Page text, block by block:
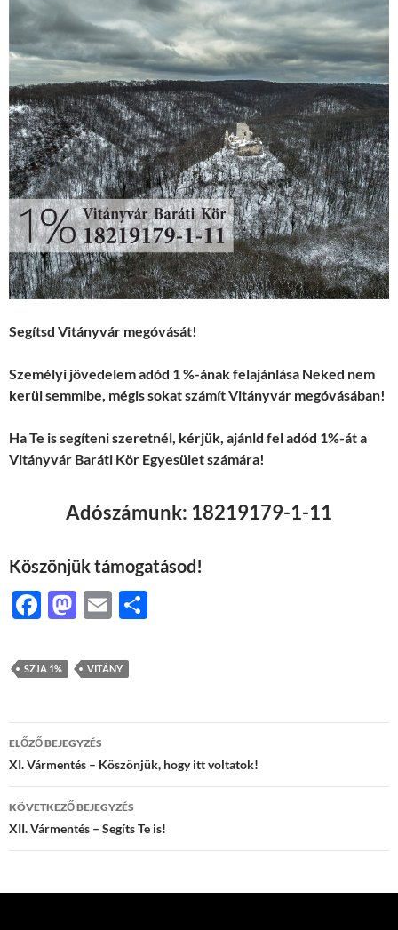
Segítsd Vitányvár megóvását!
Személyi jövedelem adód 1 %-ának felajánlása Neked nem
kerül semmibe, mégis sokat számít Vitányvár megóvásában!
Ha Te is segíteni szeretnél, kérjük, ajánld fel adód 1%-át a
Vitányvár Baráti Kör Egyesület számára!
Adószámunk: 18219179-1-11
Köszönjük támogatásod!
F
e
o
o
k
M
to
o
n
E
ail
e
SZJA 1% VITÁNY
Bejegyzés
navigáció
ELŐZŐ BEJEGYZÉS
XI. Vármentés – Köszönjük, hogy itt voltatok!
KÖVETKEZŐ BEJEGYZÉS
XII. Vármentés – Segíts Te is!